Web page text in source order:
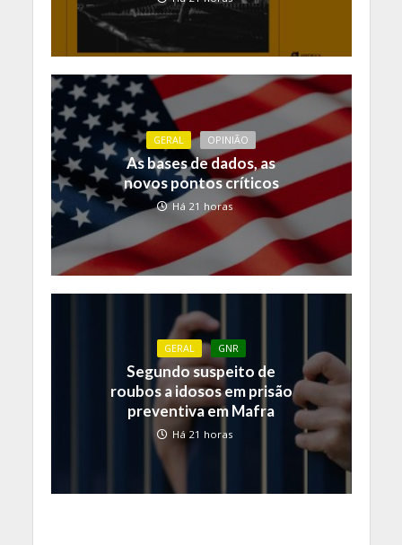
GERAL OPINIÃO
As bases de dados, as
novos pontos críticos
Há 21 horas
GERAL GNR
Segundo suspeito de
roubos a idosos em prisão
preventiva em Mafra
Há 21 horas